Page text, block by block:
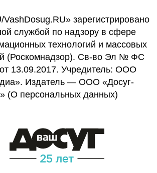
зарегистрировано
службой по надзору в сфере
технологий и массовых
(Роскомнадзор). Св-во Эл № ФС
13.09.2017. Учредитель: ООО
Издатель — ООО «Досуг-
(О персональных данных)